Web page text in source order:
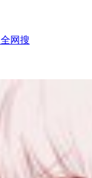
全网搜